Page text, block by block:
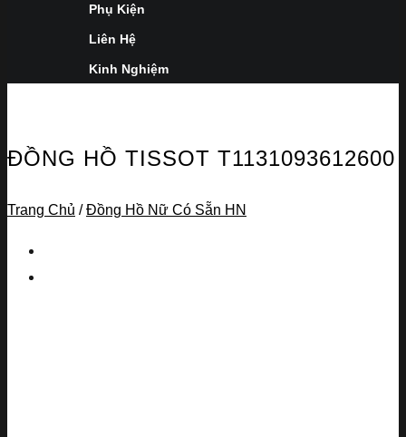
Phụ Kiện
Liên Hệ
Kinh Nghiệm
ĐỒNG HỒ TISSOT T1131093612600
Trang Chủ / Đồng Hồ Nữ Có Sẵn HN